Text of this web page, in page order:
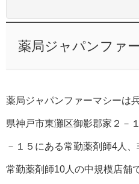
薬局ジャパンファ
薬局ジャパンファーマシーは
県神戸市東灘区御影郡家２－
－１５にある常勤薬剤師4人、
常勤薬剤師10人の中規模店舗